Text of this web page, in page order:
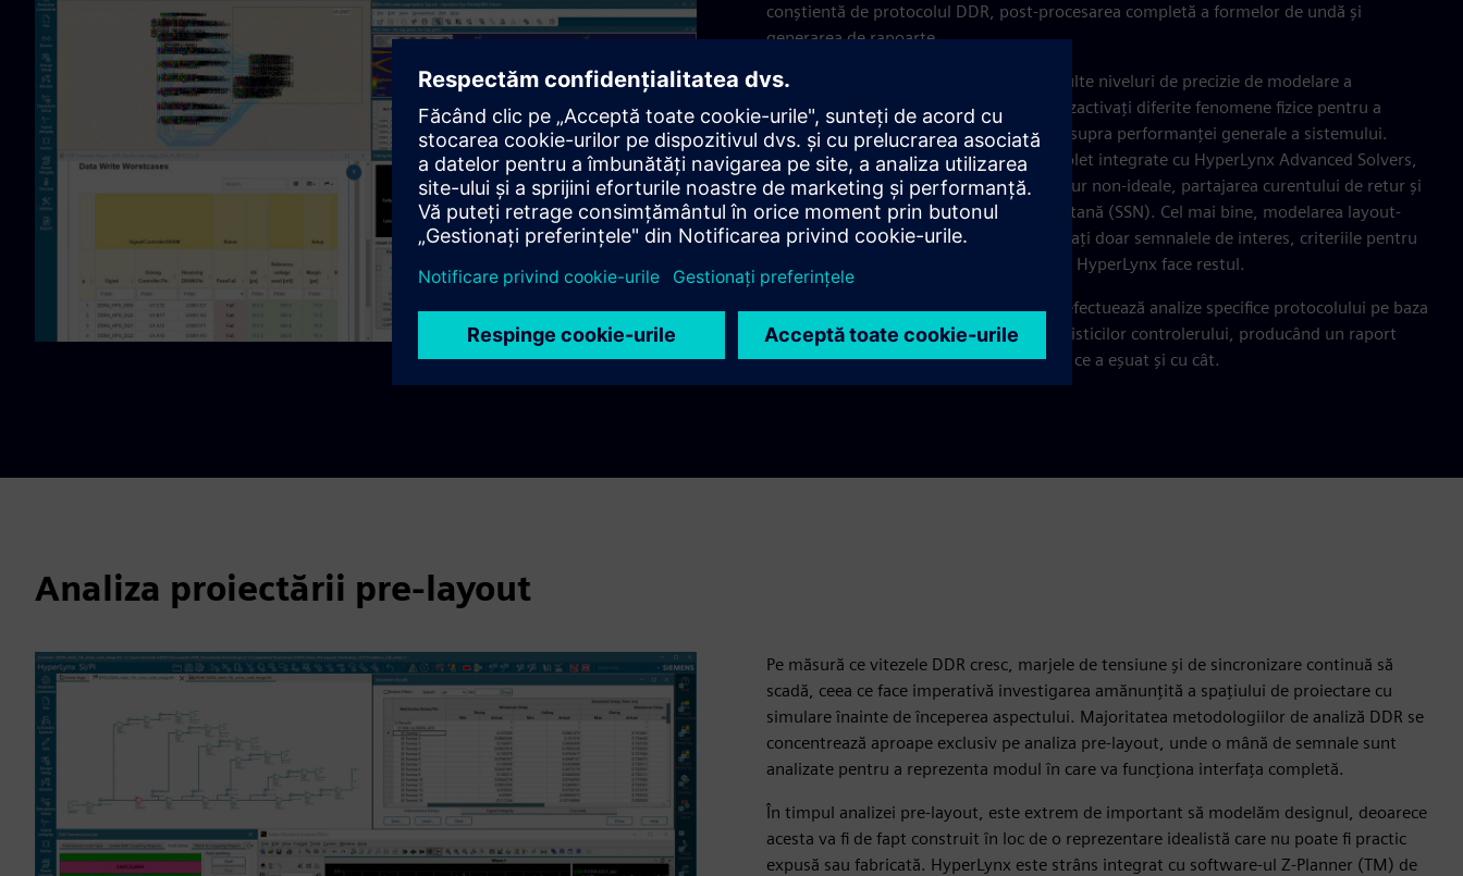
conștientă de protocolul DDR, post-procesarea completă a formelor de undă și
generarea de rapoarte.
Verificarea HyperLynx DDR oferă mai multe niveluri de precizie de modelare a
aspectului, permițându-vă să activați/dezactivați diferite fenomene fizice pentru a
stabili efectele individuale ale acestora asupra performanței generale a sistemului.
Fluxurile automate de analiză sunt complet integrate cu HyperLynx Advanced Solvers,
oferind modelarea precisă a căilor de retur non-ideale, partajarea curentului de retur și
impactul zgomotului de comutare simultană (SSN). Cel mai bine, modelarea layout-
ului este complet automatizată - specificați doar semnalele de interes, criteriile pentru
considerarea semnalelor ca agresori - iar HyperLynx face restul.
Verificarea post-layout HyperLynx DDR efectuează analize specifice protocolului pe baza
tehnologiei DRAM selectate și a caracteristicilor controlerului, producând un raport
HTML detaliat care vă spune ce a trecut, ce a eșuat și cu cât.
Analiza proiectării pre-layout
Pe măsură ce vitezele DDR cresc, marjele de tensiune și de sincronizare continuă să
scadă, ceea ce face imperativă investigarea amănunțită a spațiului de proiectare cu
simulare înainte de începerea aspectului. Majoritatea metodologiilor de analiză DDR se
concentrează aproape exclusiv pe analiza pre-layout, unde o mână de semnale sunt
analizate pentru a reprezenta modul în care va funcționa interfața completă.
În timpul analizei pre-layout, este extrem de important să modelăm designul, deoarece
acesta va fi de fapt construit în loc de o reprezentare idealistă care nu poate fi practic
expusă sau fabricată. HyperLynx este strâns integrat cu software-ul Z-Planner (TM) de